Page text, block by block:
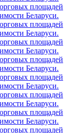
площадей
Беларуси.
площадей
Беларуси.
площадей
Беларуси.
площадей
Беларуси.
площадей
Беларуси.
площадей
Беларуси.
площадей
Беларуси.
площадей